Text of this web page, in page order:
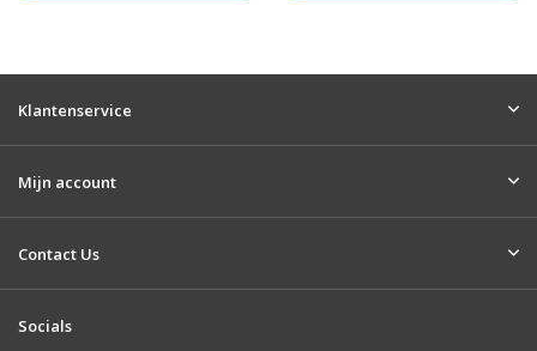
Klantenservice
Mijn account
Contact Us
Socials